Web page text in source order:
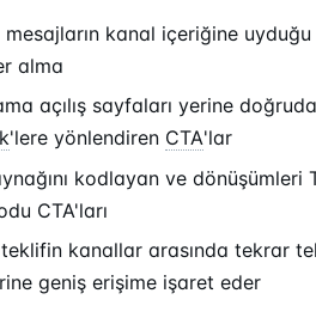
mesajların kanal içeriğine
alma
açılış sayfaları yerine
'lere yönlendiren CTA'lar
kodlayan ve
CTA'ları
kanallar arasında tekrar
geniş erişime işaret eder